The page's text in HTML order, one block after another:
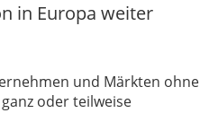
in Europa weiter
und Märkten ohne
oder teilweise